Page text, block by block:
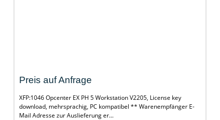
Preis auf Anfrage
XFP:1046 Opcenter EX PH 5 Workstation V2205, License key
download, mehrsprachig, PC kompatibel ** Warenempfänger E-
Mail Adresse zur Auslieferung er…